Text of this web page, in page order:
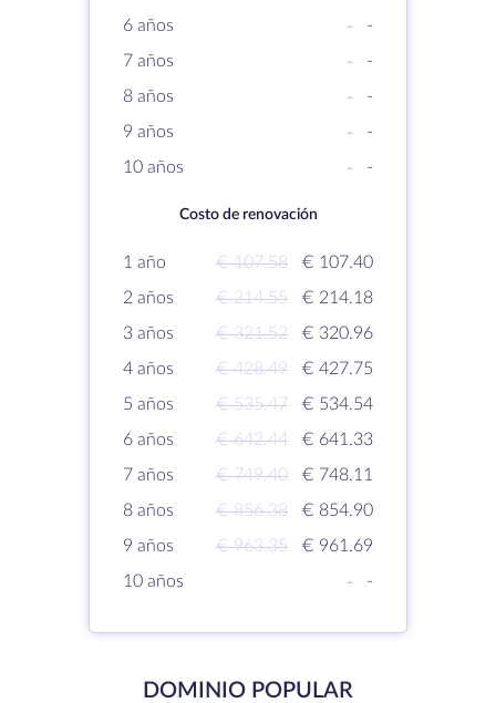
6 años
-
-
7 años
-
-
8 años
-
-
9 años
-
-
10 años
- -
Costo de renovación
1 año € 107.58
€ 107.40
2 años
€ 214.55
€ 214.18
3 años
€ 321.52
€ 320.96
4 años
€ 428.49
€ 427.75
5 años
€ 535.47
€ 534.54
6 años
€ 642.44
€ 641.33
7 años
€ 749.40
€ 748.11
8 años
€ 856.38
€ 854.90
9 años
€ 963.35
€ 961.69
10 años
- -
DOMINIO POPULAR